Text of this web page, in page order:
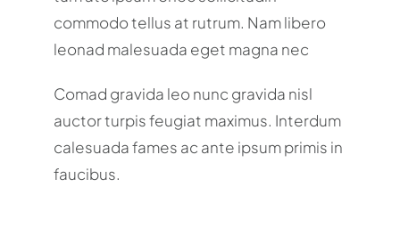
commodo tellus at rutrum. Nam libero
leonad malesuada eget magna nec
Comad gravida leo nunc gravida nisl
auctor turpis feugiat maximus. Interdum
calesuada fames ac ante ipsum primis in
faucibus.